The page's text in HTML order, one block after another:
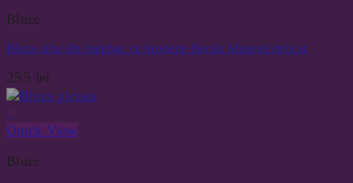
Bluze
Bluza alba din bumbac cu broderie florala Musetel delicat
255 lei
Quick View
Bluze